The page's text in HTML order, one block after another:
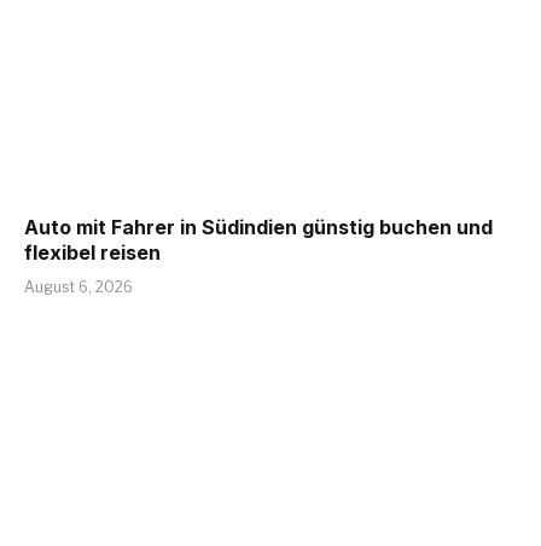
Auto mit Fahrer in Südindien günstig buchen und
flexibel reisen
August 6, 2026